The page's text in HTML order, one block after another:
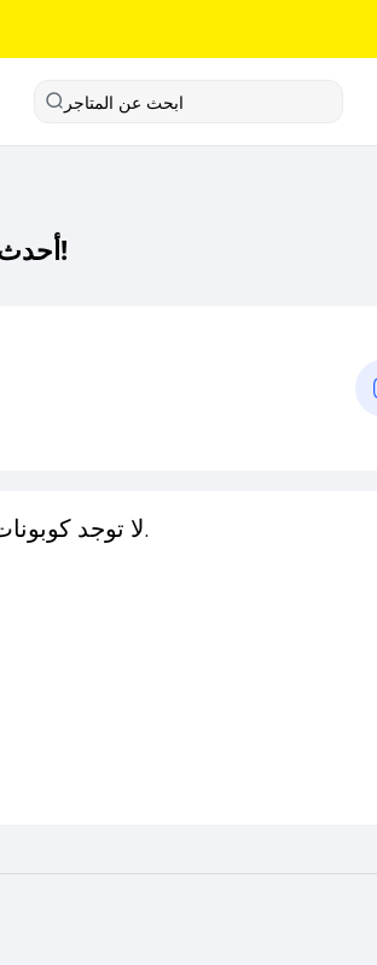
ابحث عن المتاجر
أحدث أكواد خصم دبس كود خصم حصري لـ دبس الآن!
لا توجد كوبونات متاحة لـهذا المتجر حاليًا.